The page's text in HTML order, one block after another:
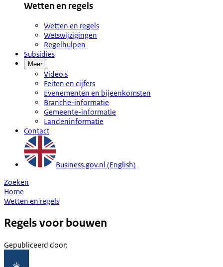
Wetten en regels
Wetten en regels
Wetswijzigingen
Regelhulpen
Subsidies
Meer
Video's
Feiten en cijfers
Evenementen en bijeenkomsten
Branche-informatie
Gemeente-informatie
Landeninformatie
Contact
Business.gov.nl (English)
Zoeken
Home
Wetten en regels
Regels voor bouwen
Gepubliceerd door: